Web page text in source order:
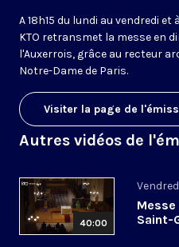
A 18h15 du lundi au vendredi
KTO retransmet la messe en
l'Auxerrois, grâce au recteur
Notre-Dame de Paris.
Visiter la page de
Autres vidéos de
40:00
Saint-